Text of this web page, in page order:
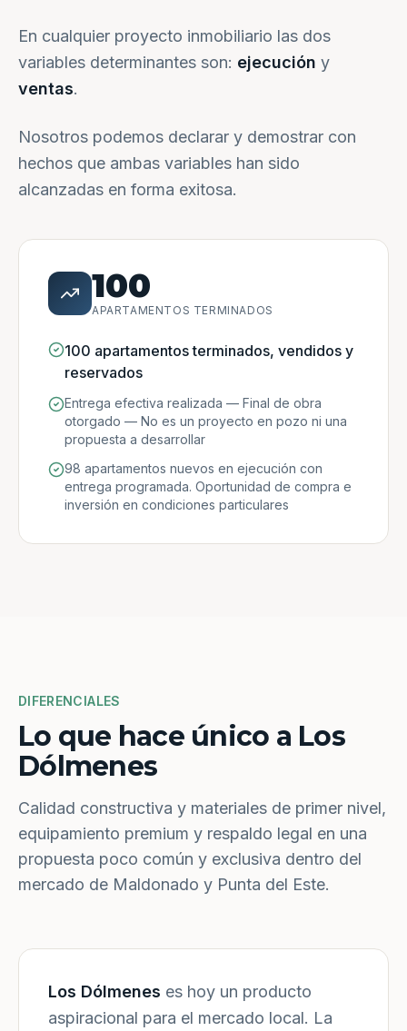
En cualquier proyecto inmobiliario las dos
variables determinantes son: ejecución y
ventas.
Nosotros podemos declarar y demostrar con
hechos que ambas variables han sido
alcanzadas en forma exitosa.
100
APARTAMENTOS TERMINADOS
100 apartamentos terminados, vendidos y
reservados
Entrega efectiva realizada — Final de obra
otorgado — No es un proyecto en pozo ni una
propuesta a desarrollar
98 apartamentos nuevos en ejecución con
entrega programada. Oportunidad de compra e
inversión en condiciones particulares
DIFERENCIALES
Lo que hace único a Los
Dólmenes
Calidad constructiva y materiales de primer nivel,
equipamiento premium y respaldo legal en una
propuesta poco común y exclusiva dentro del
mercado de Maldonado y Punta del Este.
Los Dólmenes es hoy un producto
aspiracional para el mercado local. La